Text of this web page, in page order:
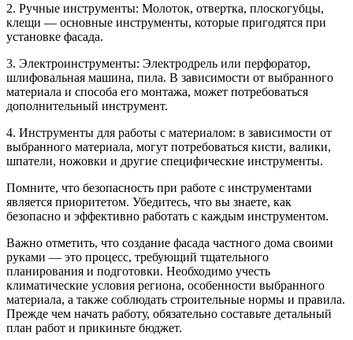
2. Ручные инструменты: Молоток, отвертка, плоскогубцы,
клещи — основные инструменты, которые пригодятся при
установке фасада.
3. Электроинструменты: Электродрель или перфоратор,
шлифовальная машина, пила. В зависимости от выбранного
материала и способа его монтажа, может потребоваться
дополнительный инструмент.
4. Инструменты для работы с материалом: в зависимости от
выбранного материала, могут потребоваться кисти, валики,
шпатели, ножовки и другие специфические инструменты.
Помните, что безопасность при работе с инструментами
является приоритетом. Убедитесь, что вы знаете, как
безопасно и эффективно работать с каждым инструментом.
Важно отметить, что создание фасада частного дома своими
руками — это процесс, требующий тщательного
планирования и подготовки. Необходимо учесть
климатические условия региона, особенности выбранного
материала, а также соблюдать строительные нормы и правила.
Прежде чем начать работу, обязательно составьте детальный
план работ и прикиньте бюджет.